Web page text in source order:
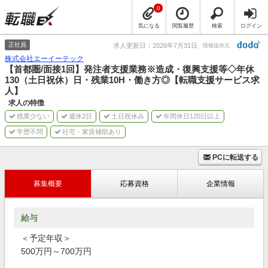
気になる
0
閲覧履歴 検索 ログイン
正社員 求人更新日：2026年7月31日 情報提供元
株式会社エーイーテック
【首都圏/面接1回】発注者支援業務※造成・復興支援等◇年休
130（土日祝休）日・残業10H・働き方◎【転職支援サービス求
人】
求人の特徴
残業少ない 週休2日 土日祝休み 年間休日120日以上
学歴不問 社宅・家賃補助あり
PCに転送する
募集概要 応募資格 企業情報
給与
＜予定年収＞
500万円～700万円